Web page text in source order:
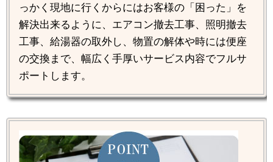
っかく現地に行くからにはお客様の「困った」を
解決出来るように、エアコン撤去工事、照明撤去
工事、給湯器の取外し、物置の解体や時には便座
の交換まで、幅広く手厚いサービス内容でフルサ
ポートします。